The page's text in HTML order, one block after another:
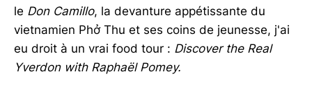
le Don Camillo, la devanture appétissante du
vietnamien Phở Thu et ses coins de jeunesse, j'ai
eu droit à un vrai food tour : Discover the Real
Yverdon with Raphaël Pomey.